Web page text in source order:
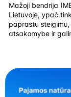
Mažoji bendrija
Lietuvoje, ypač
paprastu
atsakomybe ir
MB nereikalauja